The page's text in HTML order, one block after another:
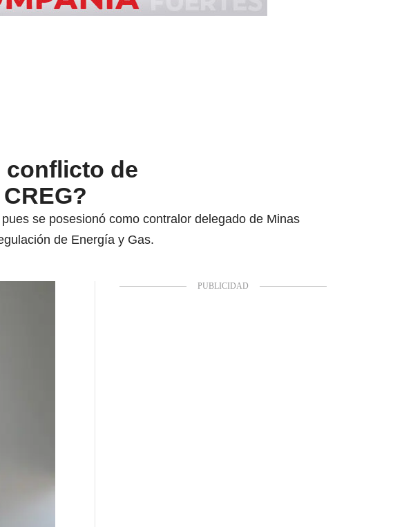
conflicto de
se posesionó como contralor delegado de Minas
de Energía y Gas.